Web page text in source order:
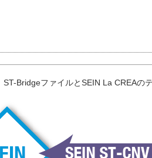
ST-BridgeファイルとSEIN La CREAの